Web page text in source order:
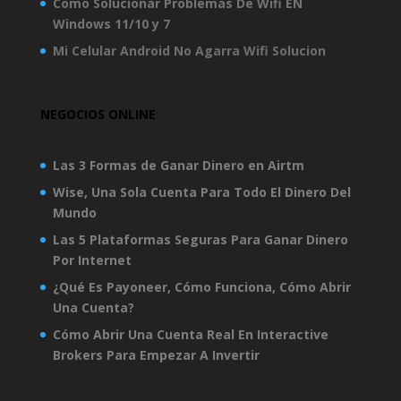
Windows 11/10 y 7
Mi Celular Android No Agarra Wifi Solucion
NEGOCIOS ONLINE
Las 3 Formas de Ganar Dinero en Airtm
Wise, Una Sola Cuenta Para Todo El Dinero Del
Mundo
Las 5 Plataformas Seguras Para Ganar Dinero
Por Internet
¿Qué Es Payoneer, Cómo Funciona, Cómo Abrir
Una Cuenta?
Cómo Abrir Una Cuenta Real En Interactive
Brokers Para Empezar A Invertir